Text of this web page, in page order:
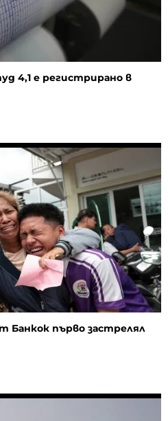
4,1 е регистрирано в
първо застрелял